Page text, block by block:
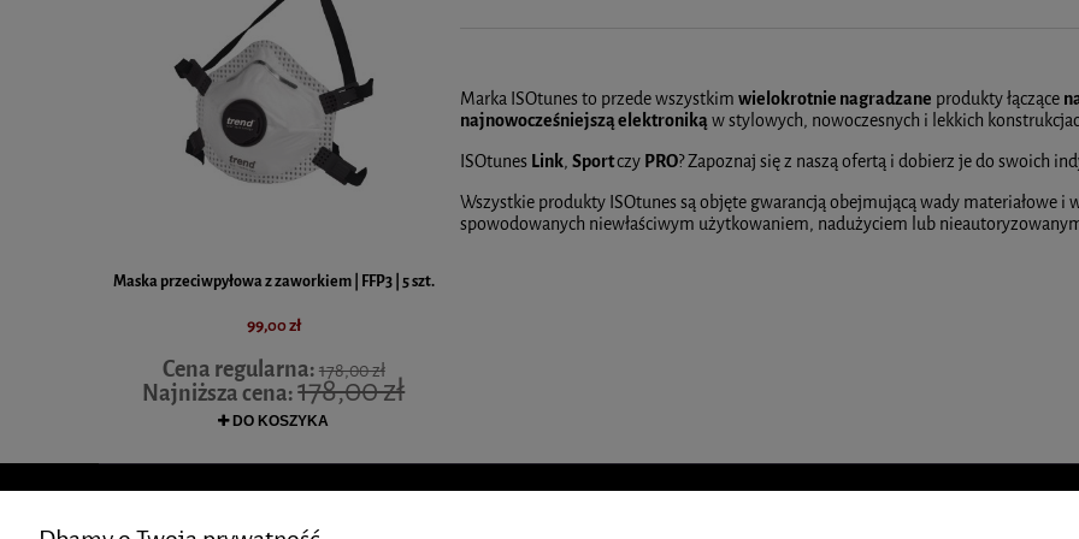
Maska przeciwpyłowa z zaworkiem | FFP3 | 5 szt.
99,00 zł
Cena regularna:178,00 zł
Najniższa cena:178,00 zł
DO KOSZYKA
Marka ISOtunes to przede wszystkim wielokrotnie nagradzane produkty łączące
najnowocześniejszą elektroniką w stylowych, nowoczesnych i lekkich
ISOtunes Link, Sportczy PRO? Zapoznaj się z naszą ofertą i dobierz je do swoich
Wszystkie produkty ISOtunes są objęte gwarancją obejmującą wady materiałowe i
spowodowanych niewłaściwym użytkowaniem, nadużyciem lub